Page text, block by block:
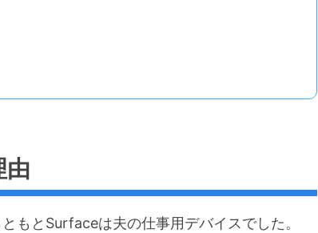
由
もとSurfaceは夫の仕事用デバイスでした。